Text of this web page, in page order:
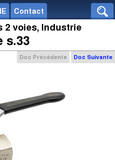
Contact
2 voies, Industrie
s.33
Doc Précédente Doc Suivante